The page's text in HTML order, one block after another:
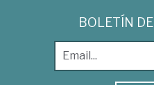
BOLETÍN